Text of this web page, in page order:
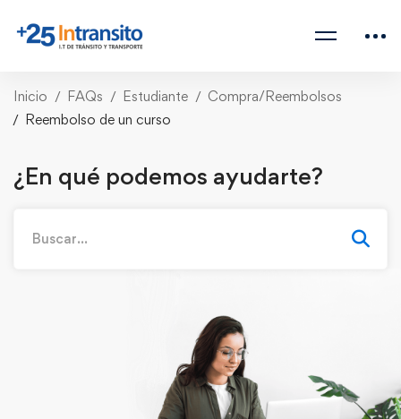
Inicio FAQs Estudiante
Compra/Reembolsos
Reembolso de un curso
¿En qué podemos ayudarte?